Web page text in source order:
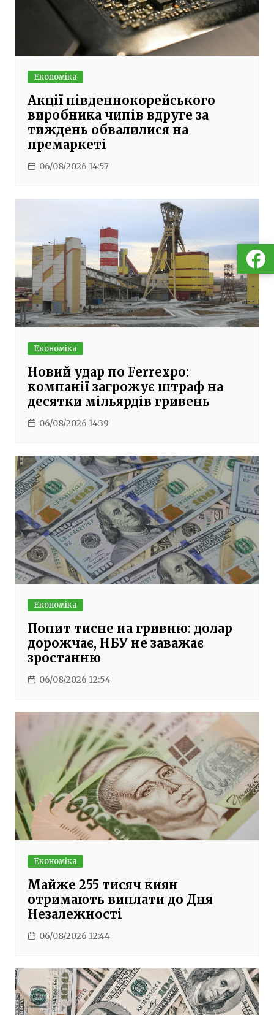
Економіка
Акції південнокорейського
виробника чипів вдруге за
тиждень обвалилися на
премаркеті
06/08/2026 14:57
Економіка
Новий удар по Ferrexpo:
компанії загрожує штраф на
десятки мільярдів гривень
06/08/2026 14:39
Економіка
Попит тисне на гривню: долар
дорожчає, НБУ не заважає
зростанню
06/08/2026 12:54
Економіка
Майже 255 тисяч киян
отримають виплати до Дня
Незалежності
06/08/2026 12:44